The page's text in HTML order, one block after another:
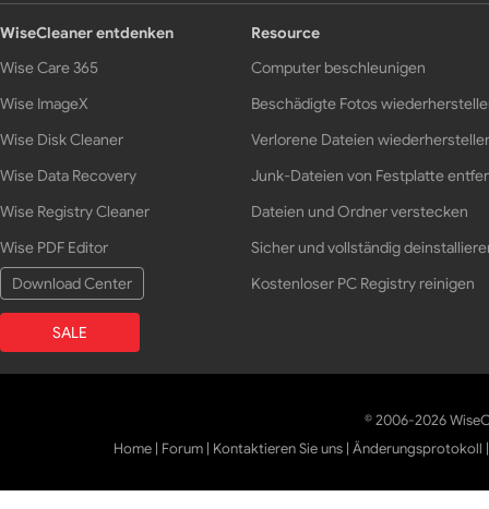
WiseCleaner entdenken
Wise Care 365
Wise ImageX
Wise Disk Cleaner
Wise Data Recovery
Wise Registry Cleaner
Wise PDF Editor
Download Center
SALE
Resource
Computer beschleunigen
Beschädigte Fotos
Verlorene Dateien
Junk-Dateien von Festplatte
Dateien und Ordner verstecken
Sicher und vollständig
Kostenloser PC Registry reinigen
© 2006-2026
Home | Forum | Kontaktieren Sie uns |Änderungsprotokoll